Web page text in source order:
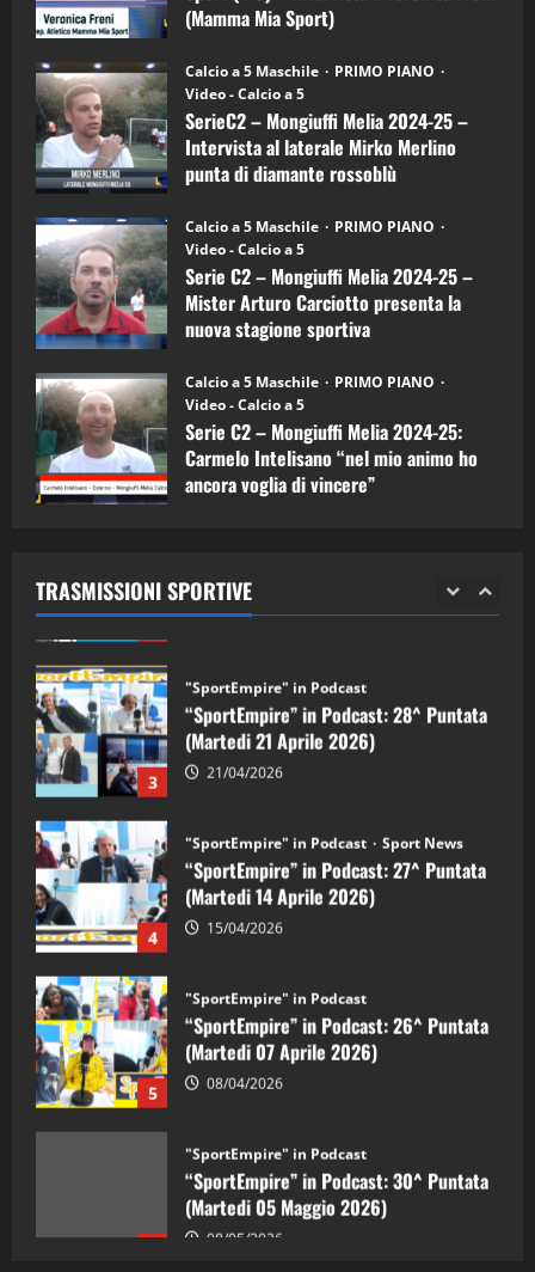
Mia
Sport
6)
–
Intervista
a
mister
Arturo
Carciotto
(Mongiuffi
(Mamma Mia Sport)
Calcio a 5 Maschile
PRIMO PIANO
Video - Calcio a 5
SerieC2 – Mongiuffi Melia 2024-25 –
Intervista al laterale Mirko Merlino
punta di diamante rossoblù
Calcio a 5 Maschile
PRIMO PIANO
Video - Calcio a 5
Serie C2 – Mongiuffi Melia 2024-25 –
Mister Arturo Carciotto presenta la
nuova stagione sportiva
Calcio a 5 Maschile
PRIMO PIANO
Video - Calcio a 5
Serie C2 – Mongiuffi Melia 2024-25:
Carmelo Intelisano “nel mio animo ho
ancora voglia di vincere”
TRASMISSIONI SPORTIVE
4
“SportEmpire” in Podcast: 27^ Puntata
(Martedi 14 Aprile 2026)
15/04/2026
5
“SportEmpire” in Podcast: 26^ Puntata
(Martedi 07 Aprile 2026)
08/04/2026
1
“SportEmpire” in Podcast: 30^ Puntata
(Martedi 05 Maggio 2026)
08/05/2026
2 28/04/2026
3
“SportEmpire” in Podcast: 28^ Puntata
(Martedi 21 Aprile 2026)
21/04/2026
4
“SportEmpire” in Podcast: 27^ Puntata
(Martedi 14 Aprile 2026)
15/04/2026
5
“SportEmpire” in Podcast: 26^ Puntata
(Martedi 07 Aprile 2026)
08/04/2026
“SportEmpire” in Podcast: 30^ Puntata
(Martedi 05 Maggio 2026)
08/05/2026